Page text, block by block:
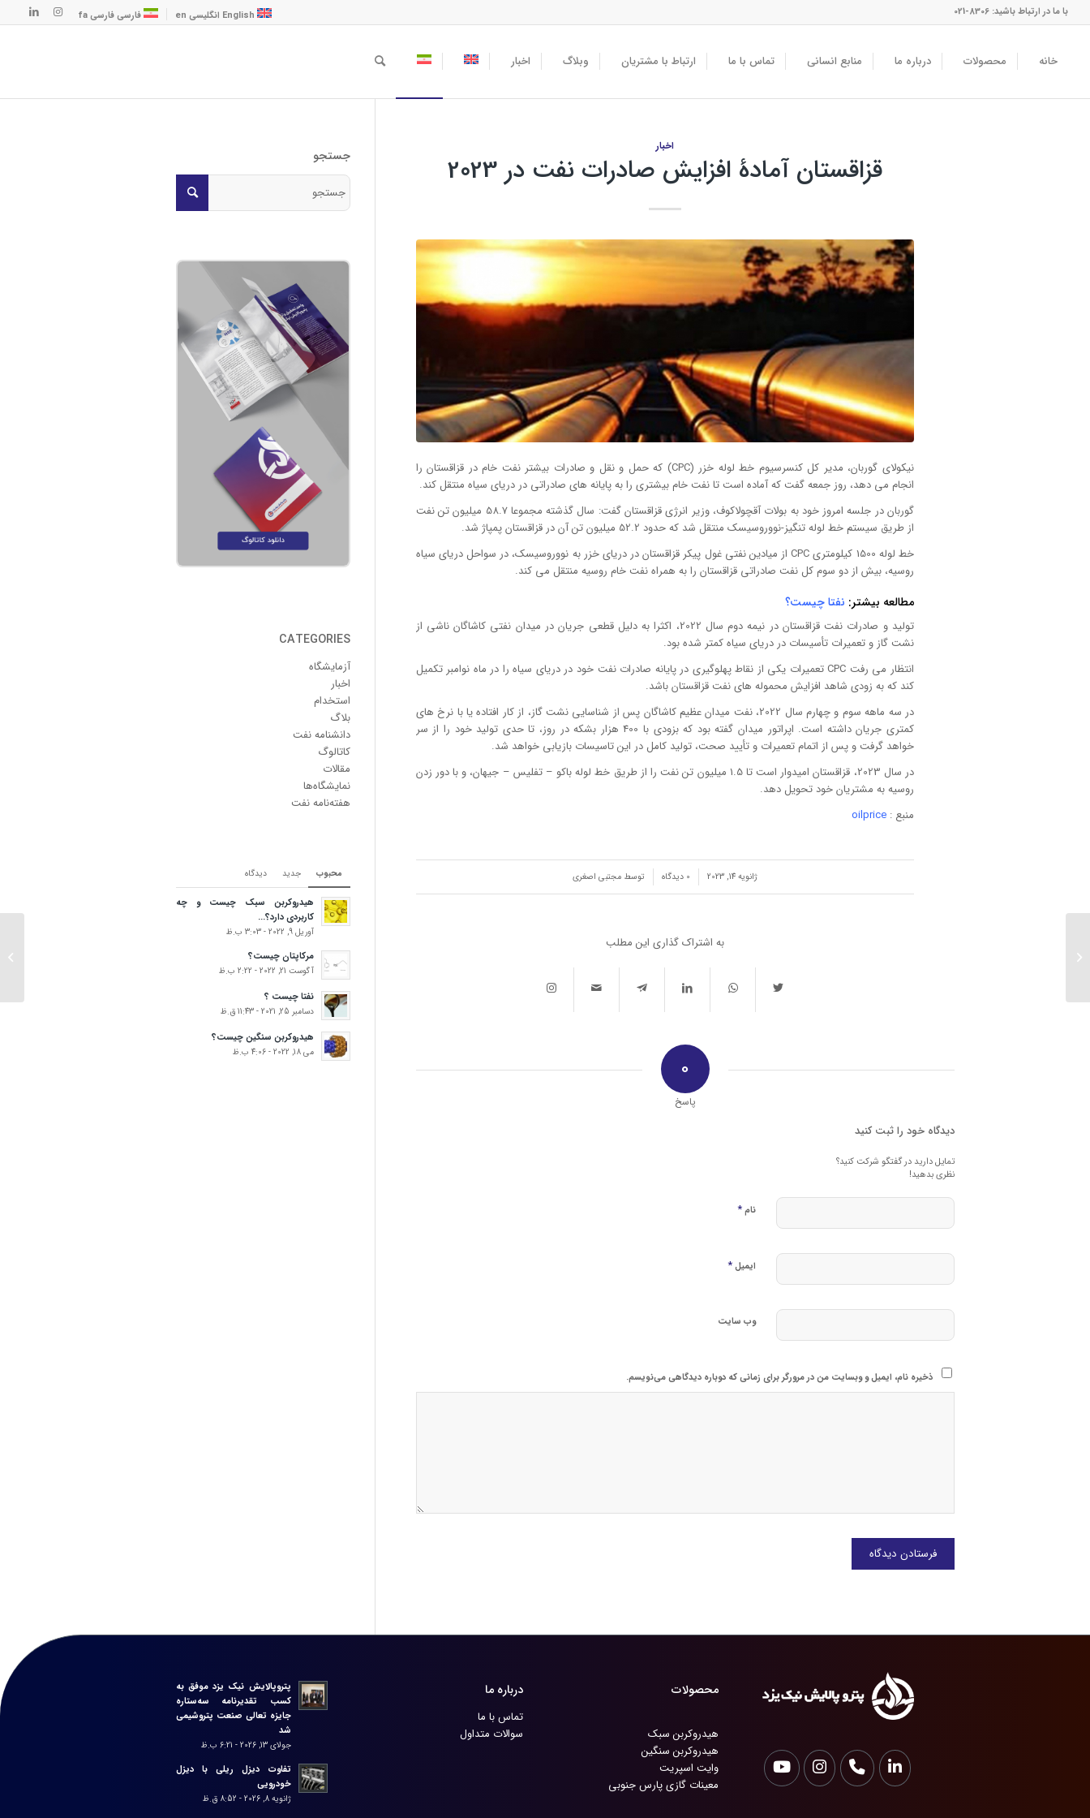
English انگلیسی en فارسیفارسیfa با ما در ارتباط باشید: 8306-021
خانه محصولات درباره ما منابع انسانی تماس با ما ارتباط با مشتریان وبلاگ اخبار
اخبار
قزاقستان آمادۀ افزایش صادرات نفت در 2023
نیکولای گوربان، مدیر کل کنسرسیوم خط لوله خزر (CPC) که حمل و نقل و صادرات بیشتر نفت خام در قزاقستان را
انجام می دهد، روز جمعه گفت که آماده است تا نفت خام بیشتری را به پایانه های صادراتی در دریای سیاه منتقل کند.
گوربان در جلسه امروز خود به بولات آقچولاکوف، وزیر انرژی قزاقستان گفت: سال گذشته مجموعا 58.7 میلیون تن نفت
از طریق سیستم خط لوله تنگیز-نووروسیسک منتقل شد که حدود 52.2 میلیون تن آن در قزاقستان پمپاژ شد.
خط لوله 1500 کیلومتری CPC از میادین نفتی غول پیکر قزاقستان در دریای خزر به نووروسیسک، در سواحل دریای سیاه
روسیه، بیش از دو سوم کل نفت صادراتی قزاقستان را به همراه نفت خام روسیه منتقل می کند.
مطالعه بیشتر: نفتا چیست؟
تولید و صادرات نفت قزاقستان در نیمه دوم سال 2022، اکثرا به دلیل قطعی جریان در میدان نفتی کاشاگان ناشی از
نشت گاز و تعمیرات تأسیسات در دریای سیاه کمتر شده بود.
انتظار می رفت CPC تعمیرات یکی از نقاط پهلوگیری در پایانه صادرات نفت خود در دریای سیاه را در ماه نوامبر تکمیل
کند که به زودی شاهد افزایش محموله های نفت قزاقستان باشد.
در سه ماهه سوم و چهارم سال 2022، نفت میدان عظیم کاشاگان پس از شناسایی نشت گاز، از کار افتاده یا با نرخ های
کمتری جریان داشته است. اپراتور میدان گفته بود که بزودی با 400 هزار بشکه در روز، تا حدی تولید خود را از سر
خواهد گرفت و پس از اتمام تعمیرات و تأیید صحت، تولید کامل در این تاسیسات بازیابی خواهد شد.
در سال 2023، قزاقستان امیدوار است تا 1.5 میلیون تن نفت را از طریق خط لوله باکو – تفلیس – جیهان، و با دور زدن
روسیه به مشتریان خود تحویل دهد.
منبع : oilprice
ژانویه 14, 2023
/ 0 دیدگاه‌ توسطمجتبی اصغری
به اشتراک گذاری این مطلب
0
پاسخ
دیدگاه خود را ثبت کنید
تمایل دارید در گفتگو شرکت کنید؟
نظری بدهید!
نام*
ایمیل*
وب‌ سایت
ذخیره نام، ایمیل و وبسایت من در مرورگر برای زمانی که دوباره دیدگاهی می‌نویسم.
جستجو
CATEGORIES
آزمایشگاه
اخبار
استخدام
بلاگ
دانشنامه نفت
کاتالوگ
مقالات
نمایشگاه‌ها
هفته‌نامه نفت
محبوب جدید دیدگاه‌
هیدروکربن سبک چیست و چه
کاربردی دارد؟...
آوریل 9, 2022 - 3:03 ب.ظ
مرکاپتان چیست؟
آگوست 21, 2022 - 2:22 ب.ظ
نفتا چیست ؟
دسامبر 25, 2021 - 11:43 ق.ظ
هیدروکربن سنگین چیست؟
می 18, 2022 - 4:06 ب.ظ
محصولات
هیدروکربن سبک
هیدروکربن سنگین
وایت اسپریت
معینات گازی پارس جنوبی
درباره ما
تماس با ما
سوالات متداول
پتروپالایش نیک یزد موفق به
کسب تقدیرنامه سه‌ستاره
جایزه تعالی صنعت پتروشیمی
شد
جولای 13, 2026 - 6:21 ب.ظ
تفاوت دیزل ریلی با دیزل
خودرویی
ژانویه 8, 2026 - 8:52 ق.ظ